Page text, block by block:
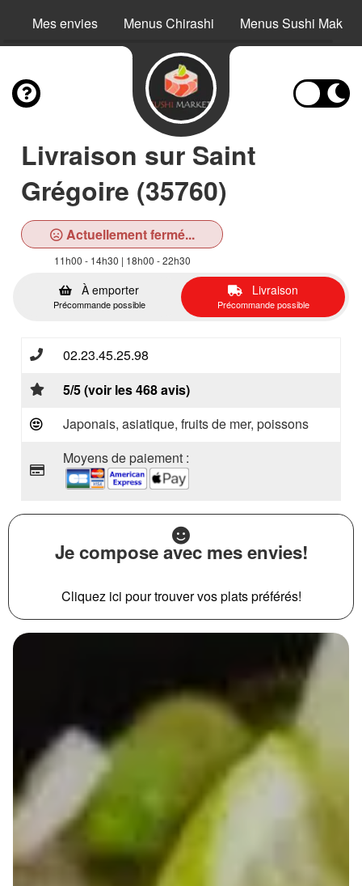
Mes envies Menus Chirashi Menus Sushi Maki
Livraison sur Saint
Grégoire (35760)
Actuellement fermé...
11h00 - 14h30 | 18h00 - 22h30
À emporter
Précommande possible
Livraison
Précommande possible
02.23.45.25.98
5/5 (voir les 468 avis)
Japonais, asiatique, fruits de mer, poissons
Moyens de paiement :
Je compose avec mes envies!
Cliquez ici pour trouver vos plats préférés!